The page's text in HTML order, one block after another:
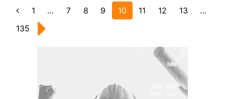
AnteriorPage
1 … Page
7 Page
8 Page
9 Page
10 Page
11 Page
12 Page
13
…
Page
135 Siguiente